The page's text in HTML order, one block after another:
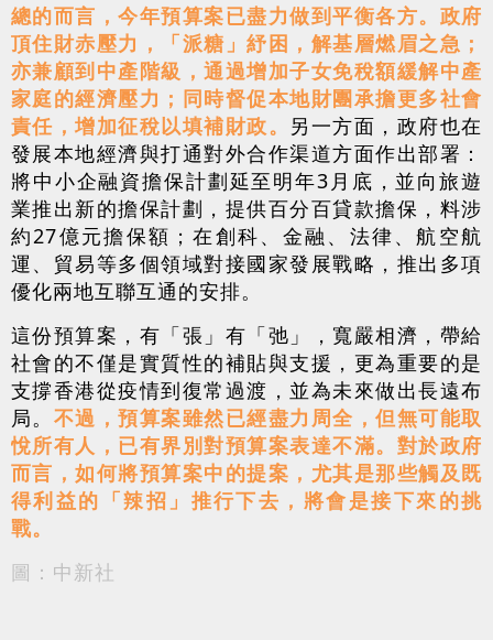
總的而言，今年預算案已盡力做到平衡各方。政府
頂住財赤壓力，「派糖」紓困，解基層燃眉之急；
亦兼顧到中產階級，通過增加子女免稅額緩解中產
家庭的經濟壓力；同時督促本地財團承擔更多社會
責任，增加征稅以填補財政。 另一方面，政府也在
發展本地經濟與打通對外合作渠道方面作出部署：
將中小企融資擔保計劃延至明年3月底，並向旅遊
業推出新的擔保計劃，提供百分百貸款擔保，料涉
約27億元擔保額；在創科、金融、法律、航空航
運、貿易等多個領域對接國家發展戰略，推出多項
優化兩地互聯互通的安排。
這份預算案，有「張」有「弛」，寬嚴相濟，帶給
社會的不僅是實質性的補貼與支援，更為重要的是
支撐香港從疫情到復常過渡，並為未來做出長遠布
局。 不過，預算案雖然已經盡力周全，但無可能取
悅所有人，已有界別對預算案表達不滿。對於政府
而言，如何將預算案中的提案，尤其是那些觸及既
得利益的「辣招」推行下去，將會是接下來的挑
戰。
圖：中新社